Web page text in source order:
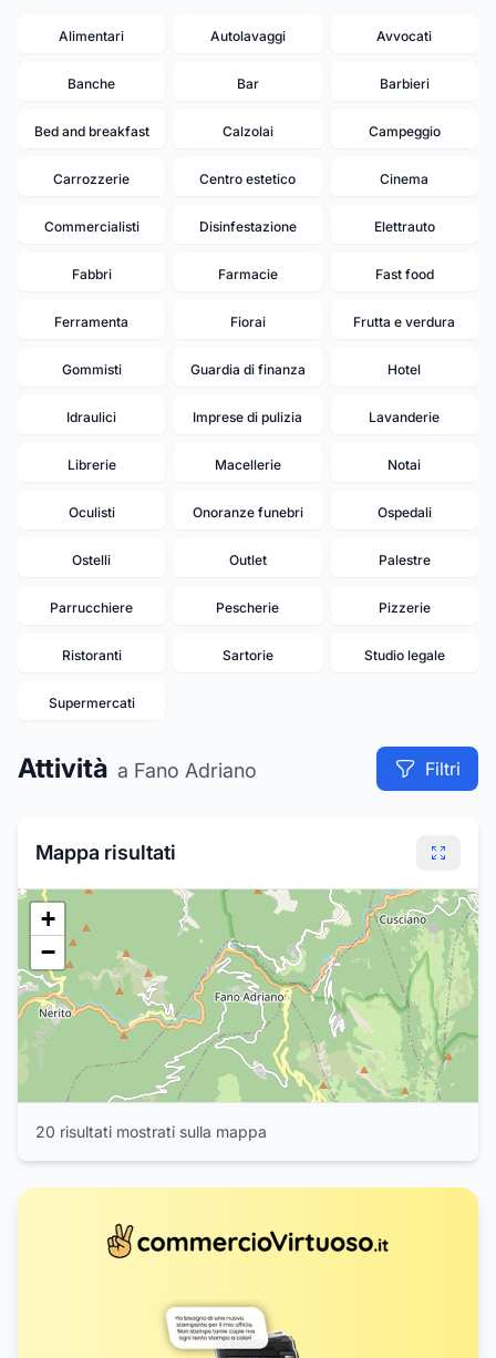
Alimentari Autolavaggi Avvocati
Banche Bar Barbieri
Bed and breakfast Calzolai Campeggio
Carrozzerie Centro estetico Cinema
Commercialisti Disinfestazione Elettrauto
Fabbri Farmacie Fast food
Ferramenta Fiorai Frutta e verdura
Gommisti Guardia di finanza Hotel
Idraulici Imprese di pulizia Lavanderie
Librerie Macellerie Notai
Oculisti Onoranze funebri Ospedali
Ostelli Outlet Palestre
Parrucchiere Pescherie Pizzerie
Ristoranti Sartorie Studio legale
Supermercati
Attività a Fano Adriano Filtri
Mappa risultati
+
−
20 risultati mostrati sulla mappa